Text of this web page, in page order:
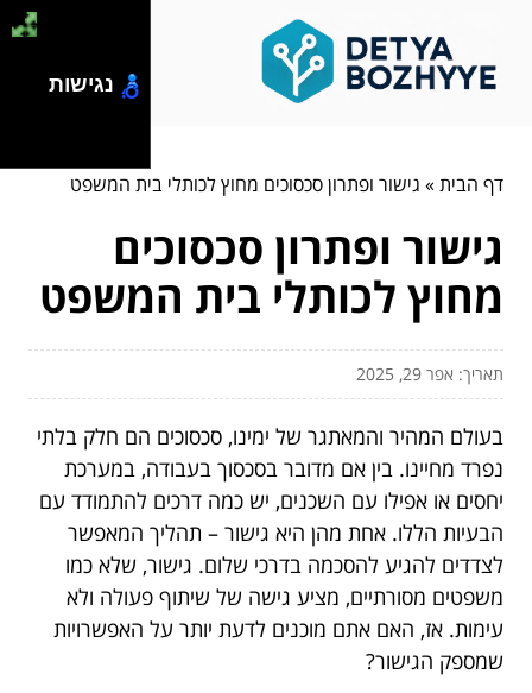
דף הבית» גישור ופתרון סכסוכים מחוץ לכותלי בית המשפט
גישור ופתרון סכסוכים
מחוץ לכותלי בית המשפט
תאריך: אפר 29, 2025
בעולם המהיר והמאתגר של ימינו, סכסוכים הם חלק בלתי
נפרד מחיינו. בין אם מדובר בסכסוך בעבודה, במערכת
יחסים או אפילו עם השכנים, יש כמה דרכים להתמודד עם
הבעיות הללו. אחת מהן היא גישור – תהליך המאפשר
לצדדים להגיע להסכמה בדרכי שלום. גישור, שלא כמו
משפטים מסורתיים, מציע גישה של שיתוף פעולה ולא
עימות. אז, האם אתם מוכנים לדעת יותר על האפשרויות
שמספק הגישור?
נגישות